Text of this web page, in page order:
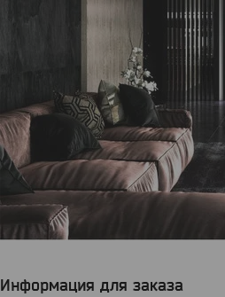
Информация для заказа